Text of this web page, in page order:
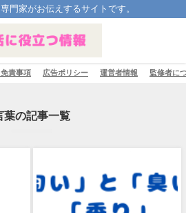
門家がお伝えするサイトです。
責事項 広告ポリシー 運営者情報 監修者に
葉の記事一覧